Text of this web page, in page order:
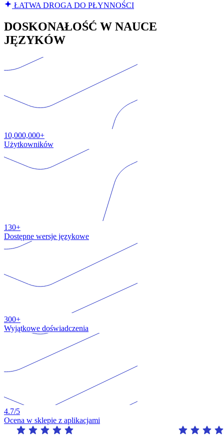
ŁATWA DROGA DO PŁYNNOŚCI
DOSKONAŁOŚĆ W NAUCE
JĘZYKÓW
10,000,000+
Użytkowników
130+
Dostępne wersje językowe
300+
Wyjątkowe doświadczenia
4.7/5
Ocena w sklepie z aplikacjami